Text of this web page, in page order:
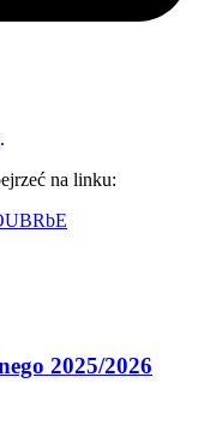
.
na linku:
2025/2026